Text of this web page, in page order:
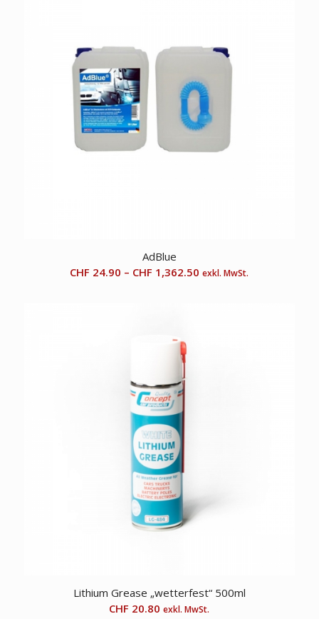
AdBlue
CHF 24.90 – CHF 1,362.50 exkl. MwSt.
Lithium Grease „wetterfest“ 500ml
CHF 20.80 exkl. MwSt.